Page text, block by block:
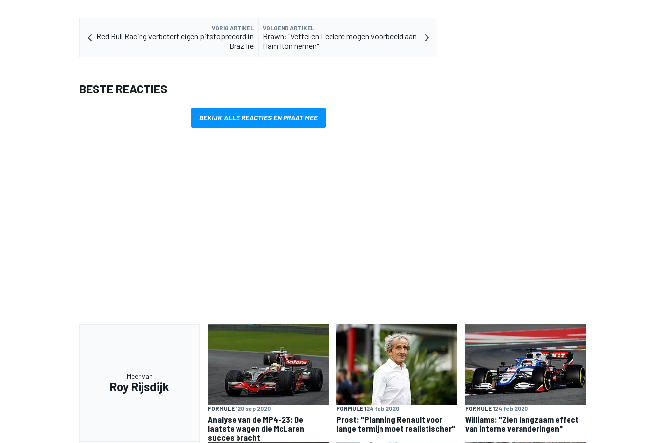
MEER RACEKLASSEN
VORIG ARTIKEL
Red Bull Racing verbetert eigen pitstoprecord in
Brazilië
VOLGEND ARTIKEL
Brawn: "Vettel en Leclerc mogen voorbeeld aan
Hamilton nemen"
BESTE REACTIES
BEKIJK ALLE REACTIES EN PRAAT MEE
Meer van
Roy Rijsdijk
FORMULE 120 sep 2020
Analyse van de MP4-23: De
laatste wagen die McLaren
succes bracht
FORMULE 124 feb 2020
Prost: "Planning Renault voor
lange termijn moet realistischer"
FORMULE 124 feb 2020
Williams: "Zien langzaam effect
van interne veranderingen"